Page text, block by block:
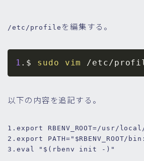
/etc/profile を編集する。
1 .$ sudo vim
以下の内容を追記する。
1. export RBENV_ROOT=/usr/ local
2. export PATH= " $RBENV_ROOT/bin:
3. eval " $(rbenv init -) "